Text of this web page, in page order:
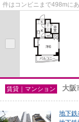
件はコンビニまで498mに
などが揃っております。防
賃貸｜マンション 大阪
地下鉄